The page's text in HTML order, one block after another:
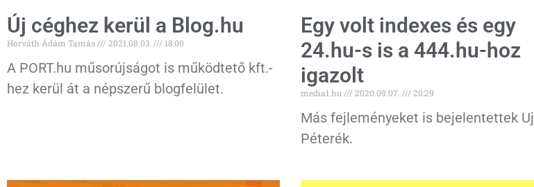
Új céghez kerül a Blog.hu
Horváth Ádám Tamás 2021.08.03. 18:00
A PORT.hu műsorújságot is működtető kft.-
hez kerül át a népszerű blogfelület.
Egy volt indexes és egy
24.hu-s is a 444.hu-hoz
igazolt
media1.hu 2020.09.07. 20:29
Más fejleményeket is bejelentettek Uj
Péterék.